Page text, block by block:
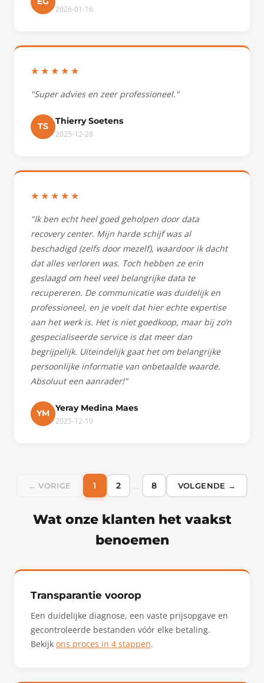
2026-01-16
★★★★★
"Super advies en zeer professioneel."
TS Thierry Soetens
2025-12-28
★★★★★
"Ik ben echt heel goed geholpen door data
recovery center. Mijn harde schijf was al
beschadigd (zelfs door mezelf), waardoor ik dacht
dat alles verloren was. Toch hebben ze erin
geslaagd om heel veel belangrijke data te
recupereren. De communicatie was duidelijk en
professioneel, en je voelt dat hier echte expertise
aan het werk is. Het is niet goedkoop, maar bij zo’n
gespecialiseerde service is dat meer dan
begrijpelijk. Uiteindelijk gaat het om belangrijke
persoonlijke informatie van onbetaalde waarde.
Absoluut een aanrader!"
YM Yeray Medina Maes
2025-12-19
← VORIGE 1 2 … 8 VOLGENDE →
Wat onze klanten het vaakst
benoemen
Transparantie voorop
Een duidelijke diagnose, een vaste prijsopgave en
gecontroleerde bestanden vóór elke betaling.
Bekijk ons proces in 4 stappen.